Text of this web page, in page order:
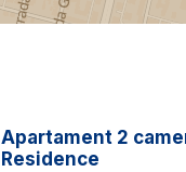
Apartament 2
Residence